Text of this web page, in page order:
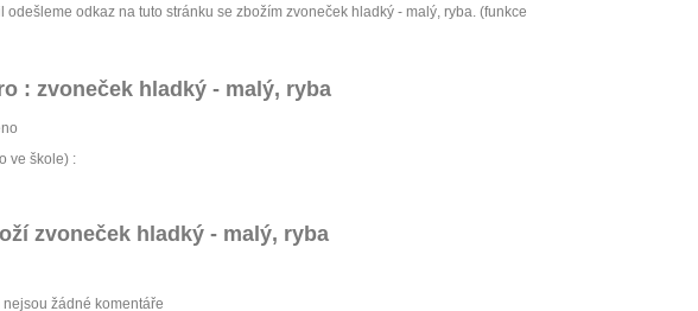
odešleme odkaz na tuto stránku se zbožím zvoneček hladký - malý, ryba. (funkce
: zvoneček hladký - malý, ryba
ve škole) :
zvoneček hladký - malý, ryba
žádné komentáře